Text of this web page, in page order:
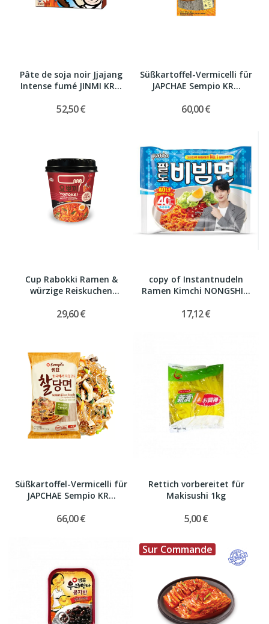
Pâte de soja noir Jjajang
Intense fumé JINMI KR...
52,50 €
Süßkartoffel-Vermicelli für
JAPCHAE Sempio KR...
60,00 €
Cup Rabokki Ramen &
würzige Reiskuchen
29,60 €
copy of Instantnudeln
Ramen Kimchi NONGSHIM
17,12 €
Süßkartoffel-Vermicelli für
JAPCHAE Sempio KR...
66,00 €
Rettich vorbereitet für
Makisushi 1kg
5,00 €
Sur Commande